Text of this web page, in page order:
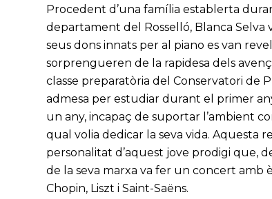
Procedent d’una família establerta
departament del Rosselló, Blanca Selva
seus dons innats per al piano es van
sorprengueren de la rapidesa dels
classe preparatòria del Conservatori de
admesa per estudiar durant el primer
un any, incapaç de suportar l’ambient
qual volia dedicar la seva vida. Aquesta
personalitat d’aquest jove prodigi que,
de la seva marxa va fer un concert amb
Chopin, Liszt i Saint-Saëns.